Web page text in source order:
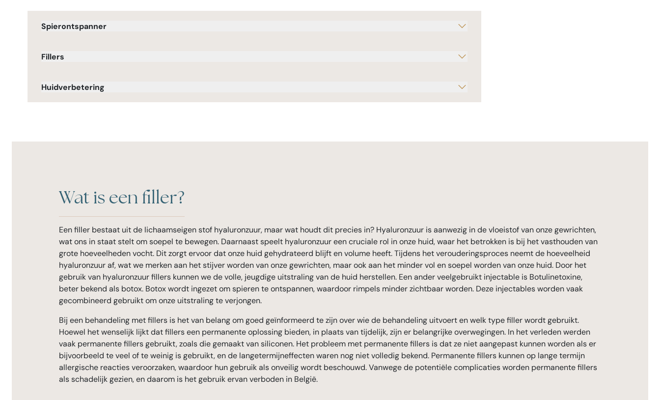
Spierontspanner
Fillers
Huidverbetering
Wat is een filler?
Een filler bestaat uit de lichaamseigen stof hyaluronzuur, maar wat houdt dit precies in? Hyaluronzuur is aanwezig in de vloeistof van onze gewrichten,
wat ons in staat stelt om soepel te bewegen. Daarnaast speelt hyaluronzuur een cruciale rol in onze huid, waar het betrokken is bij het vasthouden van
grote hoeveelheden vocht. Dit zorgt ervoor dat onze huid gehydrateerd blijft en volume heeft. Tijdens het verouderingsproces neemt de hoeveelheid
hyaluronzuur af, wat we merken aan het stijver worden van onze gewrichten, maar ook aan het minder vol en soepel worden van onze huid. Door het
gebruik van hyaluronzuur fillers kunnen we de volle, jeugdige uitstraling van de huid herstellen. Een ander veelgebruikt injectable is Botulinetoxine,
beter bekend als botox. Botox wordt ingezet om spieren te ontspannen, waardoor rimpels minder zichtbaar worden. Deze injectables worden vaak
gecombineerd gebruikt om onze uitstraling te verjongen.
Bij een behandeling met fillers is het van belang om goed geïnformeerd te zijn over wie de behandeling uitvoert en welk type filler wordt gebruikt.
Hoewel het wenselijk lijkt dat fillers een permanente oplossing bieden, in plaats van tijdelijk, zijn er belangrijke overwegingen. In het verleden werden
vaak permanente fillers gebruikt, zoals die gemaakt van siliconen. Het probleem met permanente fillers is dat ze niet aangepast kunnen worden als er
bijvoorbeeld te veel of te weinig is gebruikt, en de langetermijneffecten waren nog niet volledig bekend. Permanente fillers kunnen op lange termijn
allergische reacties veroorzaken, waardoor hun gebruik als onveilig wordt beschouwd. Vanwege de potentiële complicaties worden permanente fillers
als schadelijk gezien, en daarom is het gebruik ervan verboden in België.